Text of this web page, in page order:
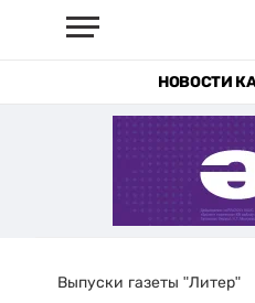
НОВОСТИ
Выпуски газеты "Литер"